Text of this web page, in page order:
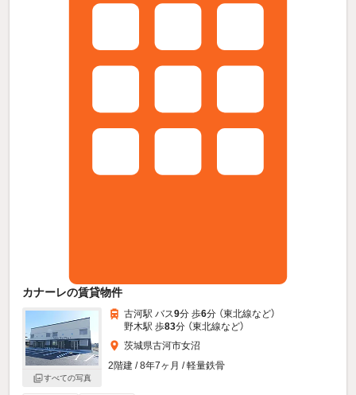
カナーレの賃貸物件
すべての写真
古河駅 バス9分 歩6分 （東北線など）
野木駅 歩83分 （東北線など）
茨城県古河市女沼
2階建 / 8年7ヶ月 / 軽量鉄骨